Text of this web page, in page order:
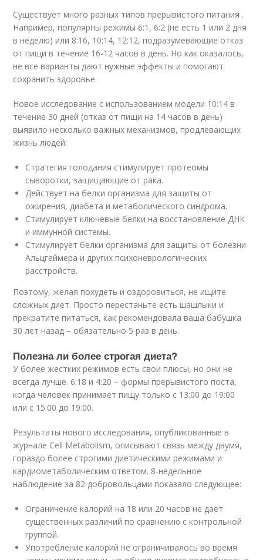
Существует много разных типов прерывистого питания .
Например, популярны режимы 6:1, 6:2 (не есть 1 или 2 дня
в неделю) или 8:16, 10:14, 12:12, подразумевающие отказ
от пищи в течение 16-12 часов в день. Но как оказалось,
не все варианты дают нужные эффекты и помогают
сохранить здоровье.
Новое исследование с использованием модели 10:14 в
течение 30 дней (отказ от пищи на 14 часов в день)
выявило несколько важных механизмов, продлевающих
жизнь людей:
Стратегия голодания стимулирует протеомы
сыворотки, защищающие от рака.
Действует на белки организма для защиты от
ожирения, диабета и метаболического синдрома.
Стимулирует ключевые белки на восстановление ДНК
и иммунной системы.
Стимулирует белки организма для защиты от болезни
Альцгеймера и других психоневрологических
расстройств.
Поэтому, желая похудеть и оздоровиться, не ищите
сложных диет. Просто перестаньте есть шашлыки и
прекратите питаться, как рекомендовала ваша бабушка
30 лет назад – обязательно 5 раз в день.
Полезна ли более строгая диета?
У более жестких режимов есть свои плюсы, но они не
всегда лучше. 6:18 и 4:20 – формы прерывистого поста,
когда человек принимает пищу только с 13:00 до 19:00
или с 15:00 до 19:00.
Результаты нового исследования, опубликованные в
журнале Cell Metabolism, описывают связь между двумя,
гораздо более строгими диетическими режимами и
кардиометаболическим ответом. 8-недельное
наблюдение за 82 добровольцами показало следующее:
Ограничение калорий на 18 или 20 часов не дает
существенных различий по сравнению с контрольной
группой.
Употребление калорий не ограничивалось во время